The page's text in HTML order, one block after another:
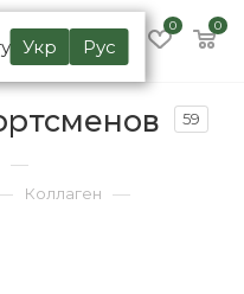
Укр Рус
0 0
59
—
Коллаген —